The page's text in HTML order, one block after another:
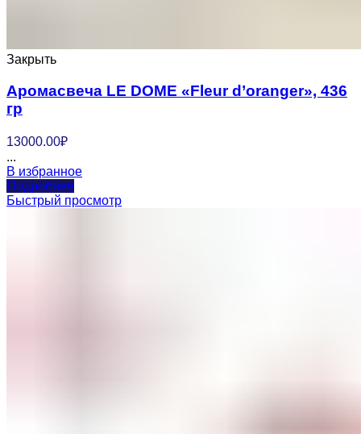
Закрыть
Аромасвеча LE DOME «Fleur d’oranger», 436
гр
13000.00₽
...
В избранное
Подробнее
Быстрый просмотр